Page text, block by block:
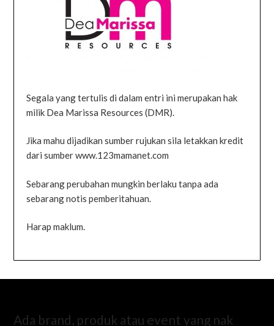
Segala yang tertulis di dalam entri ini merupakan hak
milik Dea Marissa Resources (DMR).
Jika mahu dijadikan sumber rujukan sila letakkan kredit
dari sumber www.123mamanet.com
Sebarang perubahan mungkin berlaku tanpa ada
sebarang notis pemberitahuan.
Harap maklum.
Ada brand, produk atau event yang nak